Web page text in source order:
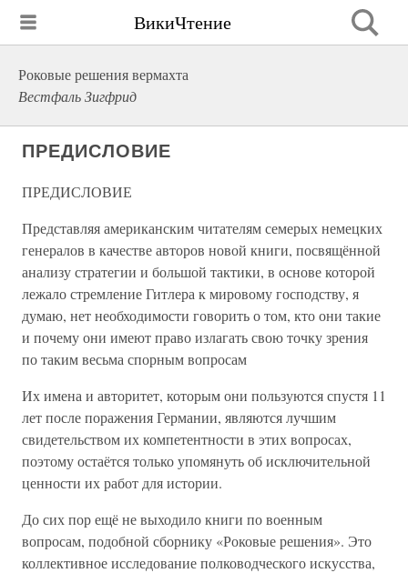
ВикиЧтение
Роковые решения вермахта
Вестфаль Зигфрид
ПРЕДИСЛОВИЕ
ПРЕДИСЛОВИЕ
Представляя американским читателям семерых немецких
генералов в качестве авторов новой книги, посвящённой
анализу стратегии и большой тактики, в основе которой
лежало стремление Гитлера к мировому господству, я
думаю, нет необходимости говорить о том, кто они такие
и почему они имеют право излагать свою точку зрения
по таким весьма спорным вопросам
Их имена и авторитет, которым они пользуются спустя 11
лет после поражения Германии, являются лучшим
свидетельством их компетентности в этих вопросах,
поэтому остаётся только упомянуть об исключительной
ценности их работ для истории.
До сих пор ещё не выходило книги по военным
вопросам, подобной сборнику «Роковые решения». Это
коллективное исследование полководческого искусства,